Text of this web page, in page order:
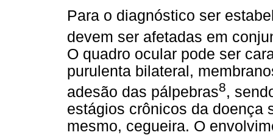
Para o diagnóstico ser
devem ser afetadas em
O quadro ocular pode ser
purulenta bilateral,
adesão das pálpebras8,
estágios crônicos da doença
mesmo, cegueira. O